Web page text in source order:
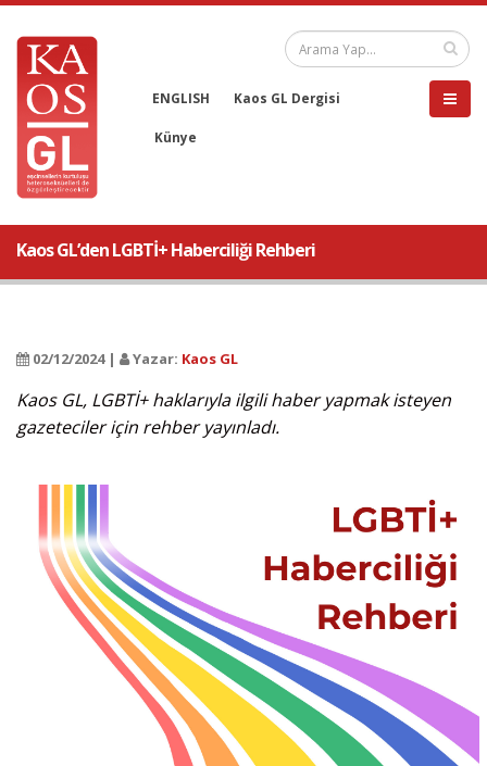
ENGLISH Kaos GL Dergisi
Künye
Kaos GL’den LGBTİ+ Haberciliği Rehberi
02/12/2024 | Yazar: Kaos GL
Kaos GL, LGBTİ+ haklarıyla ilgili haber yapmak isteyen
gazeteciler için rehber yayınladı.